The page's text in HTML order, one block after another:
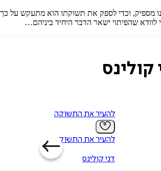
מספיק, וכדי לספק את תשוקתו הוא מתעקש על
לוודא שהפיתוי ישאר הדבר היחיד ביניהם…
להעיר את התשוקה
להעיר את התשוקה
דני קולינס